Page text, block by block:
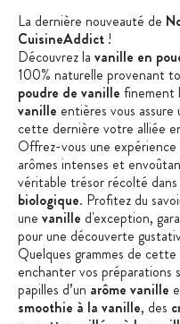
La dernière nouveauté de
CuisineAddict !
Découvrez la vanille en
100% naturelle provenant
poudre de vanille finement
vanille entières vous
cette dernière votre alliée
Offrez-vous une expérience
arômes intenses et
véritable trésor récolté
biologique. Profitez du
une vanille d'exception,
pour une découverte
Quelques grammes de cette
enchanter vos préparations
papilles d’un arôme vanille
smoothie à la vanille, des